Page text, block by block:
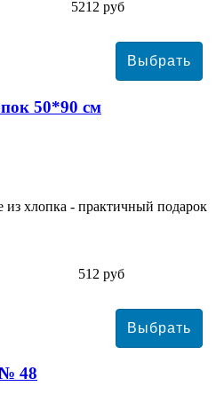
5212 руб
50*90 см
из хлопка - практичный подарок
512 руб
48